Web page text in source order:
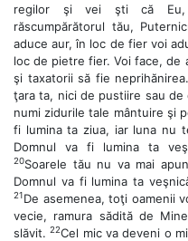
regilor şi vei şti că Eu,
răscumpărătorul tău,
aduce aur, în loc de fier voi
loc de pietre fier. Voi face, de
şi taxatorii să fie neprihănirea.
ţara ta, nici de pustiire sau
numi zidurile tale mântuire şi
fi lumina ta ziua, iar luna nu
Domnul va fi lumina ta
20Soarele tău nu va mai
Domnul va fi lumina ta
21De asemenea, toţi oamenii
vecie, ramura sădită de
slăvit.22Cel mic va deveni o